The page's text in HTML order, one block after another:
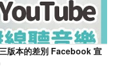
版本的差別 Facebook 宣